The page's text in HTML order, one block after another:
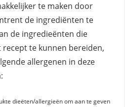
te maken door
de ingrediënten te
de ingredieënten die
te kunnen bereiden,
allergenen in deze
dieëten/allergieën om aan te geven